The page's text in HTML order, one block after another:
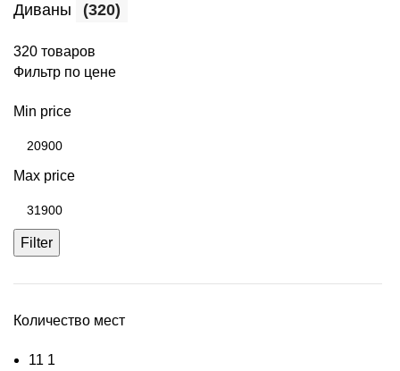
Диваны (320)
320 товаров
Фильтр по цене
Min price
Max price
Filter
Количество мест
11 1